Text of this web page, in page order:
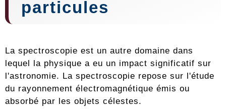
particules
La spectroscopie est un autre domaine dans
lequel la physique a eu un impact significatif sur
l'astronomie. La spectroscopie repose sur l'étude
du rayonnement électromagnétique émis ou
absorbé par les objets célestes.